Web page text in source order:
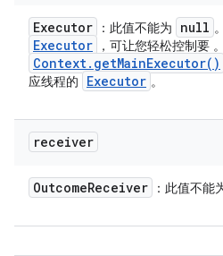
Executor ：此值不能为 null
Executor ，可让您轻松控制要
Context. getMainExecutor( )
应线程的
Executor 。
receiver
OutcomeReceiver ：此值不能